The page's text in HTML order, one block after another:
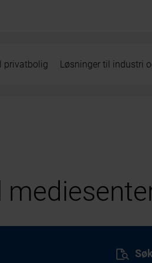
privatbolig Løsninger til industri